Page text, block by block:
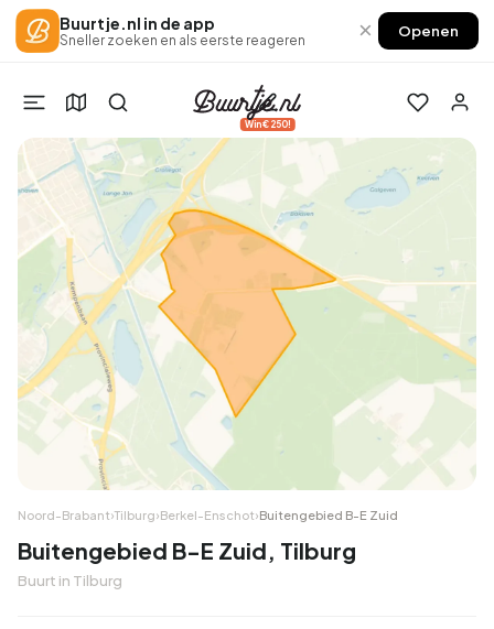
Buurtje.nl in de app
Sneller zoeken en als eerste reageren × Openen
Win €250!
Noord-Brabant›Tilburg›Berkel-Enschot›Buitengebied B-E Zuid
Buitengebied B-E Zuid, Tilburg
Buurt in Tilburg